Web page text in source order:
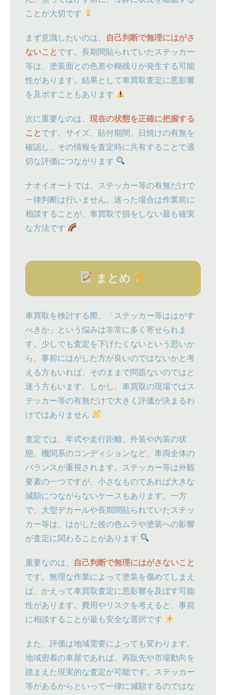
ことが大切です
まず意識したいのは、
自己判断で無理にはがさ
ないこと です。長期間貼られていたステッカー
等は、塗装面との色差や糊残りが発生する可能
性があります。結果として車買取査定に悪影響
を及ボすこともあります
次に重要なのは、 現在の状態を正確に把握する
こと です。サイズ、貼付期間、日焼けの有無を
確認し、その情報を査定時に共有することで適
切な評価につながります
ナオイオートでは、ステッカー等の有無だけで
一律判断は行いません。迷った場合は作業前に
相談することが、車買取で損をしない最も確実
な方法です
まとめ
車買取を検討する際、「ステッカー等ははがす
べきか」という悩みは非常に多く寄せられま
す。少しでも査定を下げたくないという思いか
ら、事前にはがした方が良いのではないかと考
える方もいれば、そのままで問題ないのではと
迷う方もいます。しかし、車買取の現場ではス
テッカー等の有無だけで大きく評価が決まるわ
けではありません
査定では、年式や走行距離、外装や内装の状
態、機関系のコンディションなど、車両全体の
バランスが重視されます。ステッカー等は外観
要素の一つですが、小さなものであれば大きな
減額につながらないケースもあります。一方
で、大型デカールや長期間貼られていたステッ
カー等は、はがした後の色ムラや塗装への影響
が査定に関わることがあります
重要なのは、
自己判断で無理にはがさないこと
です。無理な作業によって塗装を傷めてしまえ
ば、かえって車買取査定に悪影響を及ぼす可能
性があります。費用やリスクを考えると、事前
に相談することが最も安全な選択です
また、評価は地域需要によっても変わります。
地域密着の車屋であれば、再販先や市場動向を
踏まえた現実的な査定が可能です。ステッカー
等があるからといって一律に減額するのではな